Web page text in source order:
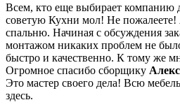
Всем, кто еще выбирает компанию
советую Кухни мол! Не пожалеете!
спальню. Начиная с обсуждения
монтажом никаких проблем не
быстро и качественно. К тому же
Огромное спасибо сборщику
Это мастер своего дела! Всю
здесь.